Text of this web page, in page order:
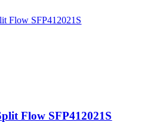
Flow SFP412021S